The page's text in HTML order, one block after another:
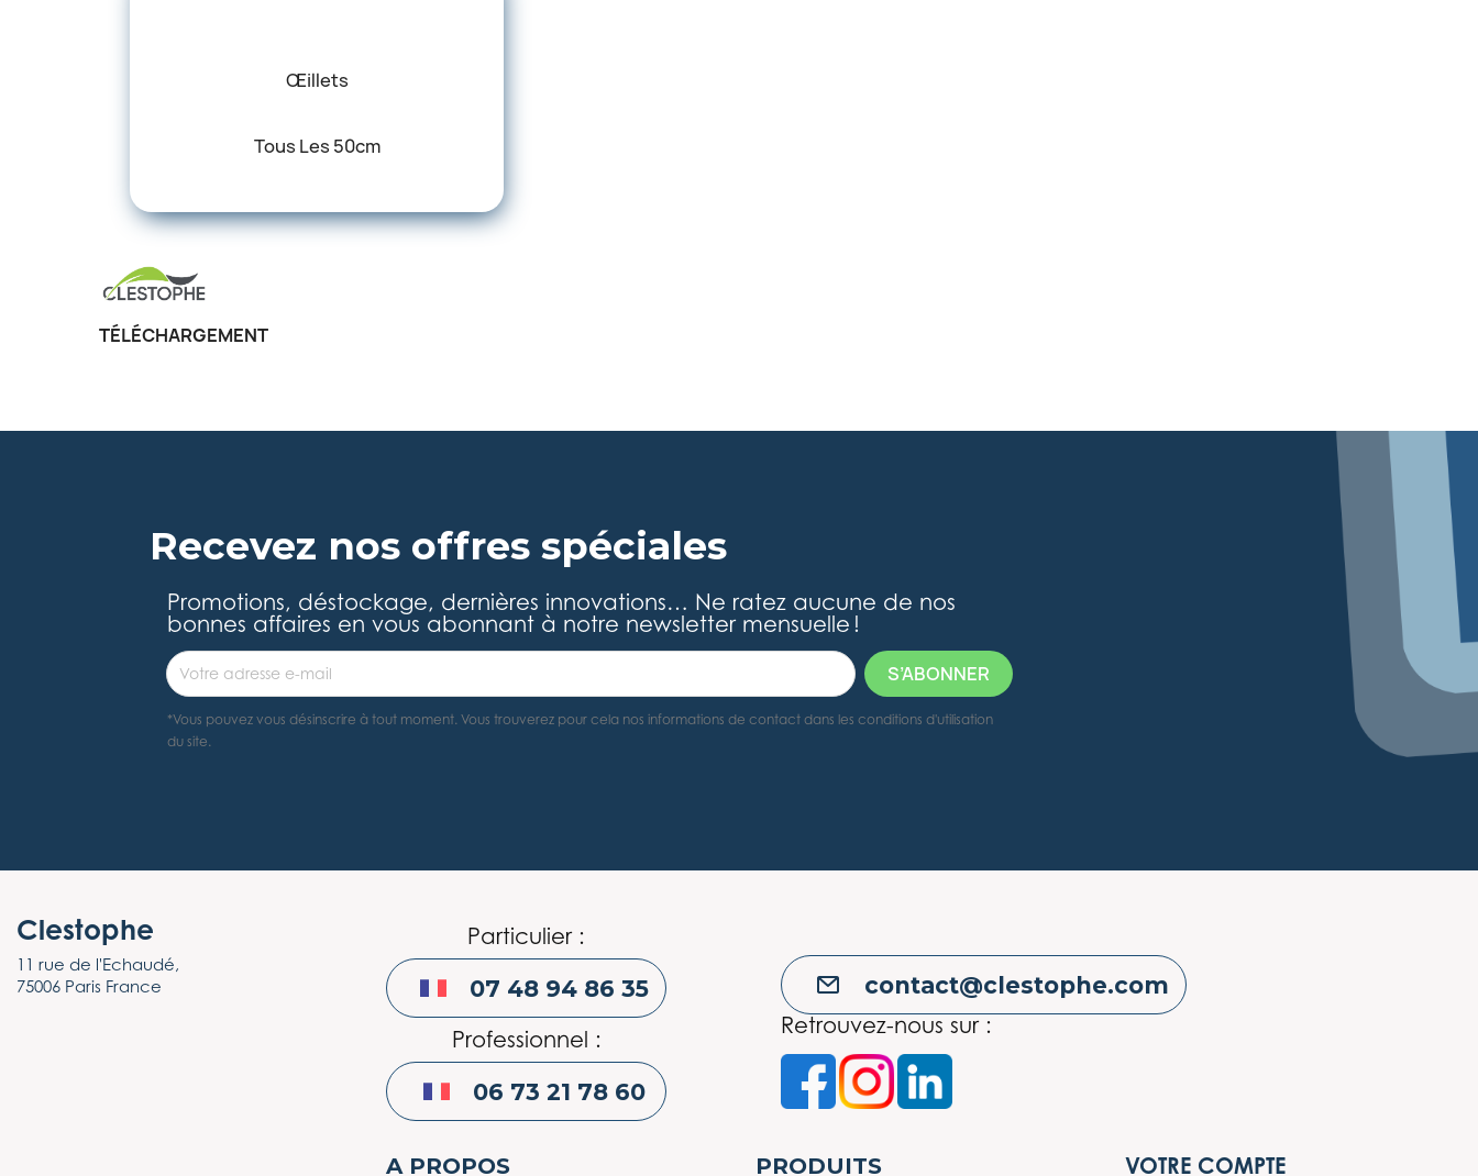
Œillets
Tous Les 50cm
TÉLÉCHARGEMENT
Recevez nos offres spéciales
Promotions, déstockage, dernières innovations… Ne ratez aucune de nos
bonnes affaires en vous abonnant à notre newsletter mensuelle !
*Vous pouvez vous désinscrire à tout moment. Vous trouverez pour cela nos informations de contact dans les conditions d'utilisation
du site.
Clestophe
11 rue de l'Echaudé,
75006 Paris France
Particulier :
07 48 94 86 35
Professionnel :
06 73 21 78 60
contact@clestophe.com
Retrouvez-nous sur :
A PROPOS PRODUITS VOTRE COMPTE